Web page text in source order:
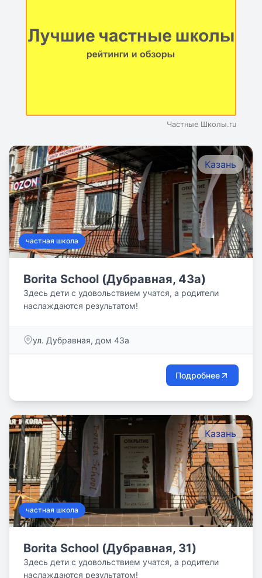
Частные Школы.ru
Казань
частная школа
Borita School (Дубравная, 43а)
Здесь дети с удовольствием учатся, а родители
наслаждаются результатом!
ул. Дубравная, дом 43а
Подробнее
Казань
частная школа
Borita School (Дубравная, 31)
Здесь дети с удовольствием учатся, а родители
наслаждаются результатом!